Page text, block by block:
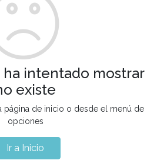
ha intentado mostrar
existe
página de inicio o desde el menú de
opciones
Ir a Inicio